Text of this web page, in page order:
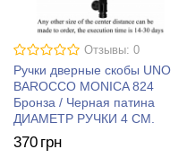
Отзывы: 0
Ручки дверные скобы UNO
BAROCCO MONICA 824
Бронза / Черная патина
ДИАМЕТР РУЧКИ 4 СМ.
370 грн